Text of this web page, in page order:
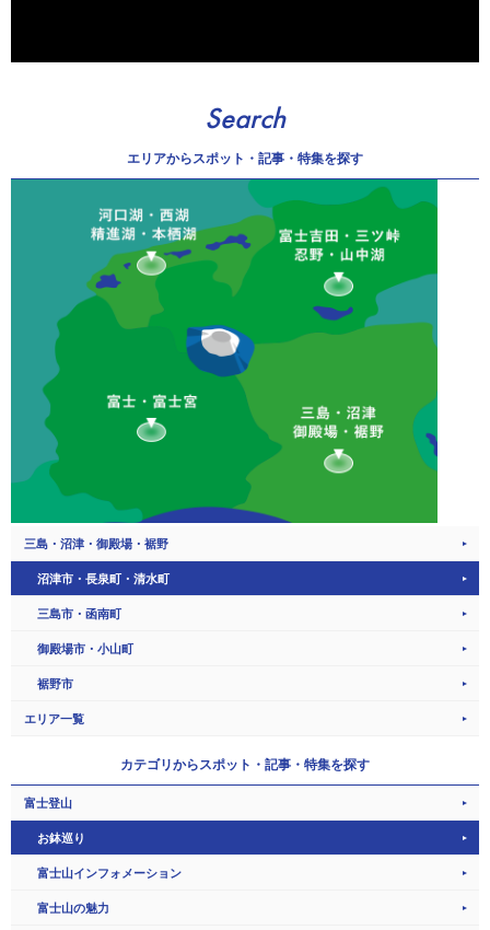
Search
エリアからスポット・記事・特集を探す
三島・沼津・御殿場・裾野
沼津市・長泉町・清水町
三島市・函南町
御殿場市・小山町
裾野市
エリア一覧
カテゴリからスポット・記事・特集を探す
富士登山
お鉢巡り
富士山インフォメーション
富士山の魅力